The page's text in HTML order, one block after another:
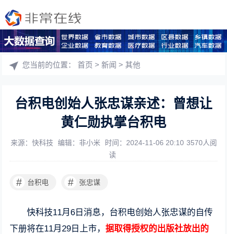
您当前的位置：首页 >新闻 >其他
台积电创始人张忠谋亲述：曾想让
黄仁勋执掌台积电
来源：快科技 编辑：非小米 时间：2024-11-06 20:10 3570人阅
读
# 台积电 # 张忠谋
快科技11月6日消息，台积电创始人张忠谋的自传
下册将在11月29日上市，据取得授权的出版社放出的